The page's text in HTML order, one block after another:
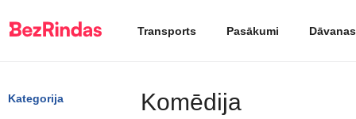
Transports Pasākumi Dāvanas
Kategorija Komēdija